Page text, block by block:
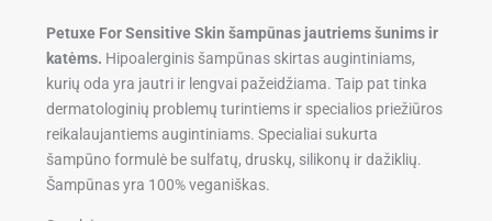
Petuxe For Sensitive Skin šampūnas jautriems šunims ir
katėms. Hipoalerginis šampūnas skirtas augintiniams,
kurių oda yra jautri ir lengvai pažeidžiama. Taip pat tinka
dermatologinių problemų turintiems ir specialios priežiūros
reikalaujantiems augintiniams. Specialiai sukurta
šampūno formulė be sulfatų, druskų, silikonų ir dažiklių.
Šampūnas yra 100% veganiškas.